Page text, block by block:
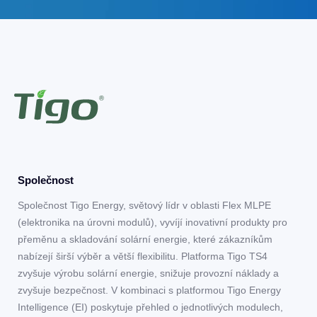
Společnost
Společnost Tigo Energy, světový lídr v oblasti Flex MLPE
(elektronika na úrovni modulů), vyvíjí inovativní produkty pro
přeměnu a skladování solární energie, které zákazníkům
nabízejí širší výběr a větší flexibilitu. Platforma Tigo TS4
zvyšuje výrobu solární energie, snižuje provozní náklady a
zvyšuje bezpečnost. V kombinaci s platformou Tigo Energy
Intelligence (EI) poskytuje přehled o jednotlivých modulech,